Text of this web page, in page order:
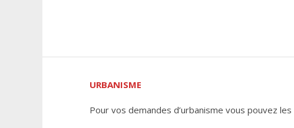
URBANISME
Pour vos demandes d’urbanisme vous pouvez